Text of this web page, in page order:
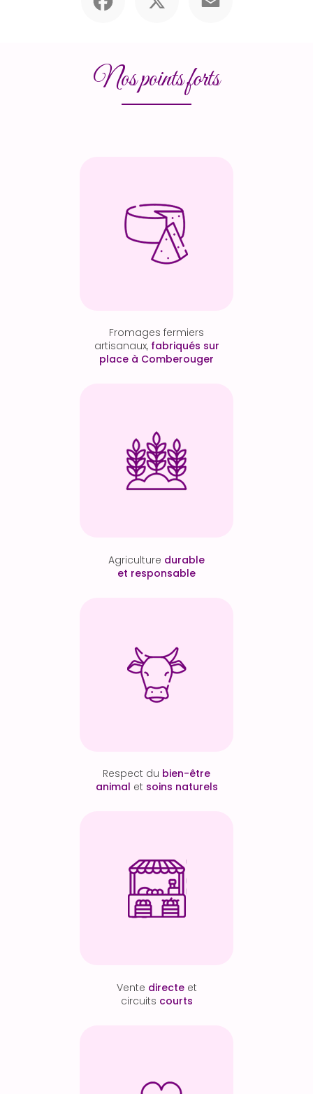
Nos points forts
Fromages fermiers
artisanaux, fabriqués sur
place à Comberouger
Agriculture durable
et responsable
Respect du bien-être
animal et soins naturels
Vente directe et
circuits courts